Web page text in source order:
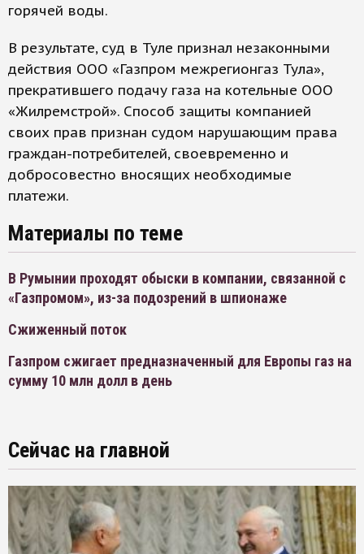
горячей воды.
В результате, суд в Туле признал незаконными
действия ООО «Газпром межрегионгаз Тула»,
прекратившего подачу газа на котельные ООО
«Жилремстрой». Способ защиты компанией
своих прав признан судом нарушающим права
граждан-потребителей, своевременно и
добросовестно вносящих необходимые
платежи.
Материалы по теме
В Румынии проходят обыски в компании, связанной с
«Газпромом», из-за подозрений в шпионаже
Сжиженный поток
Газпром сжигает предназначенный для Европы газ на
сумму 10 млн долл в день
Сейчас на главной